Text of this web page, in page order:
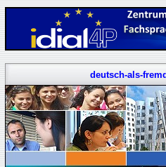
deutsch-als-